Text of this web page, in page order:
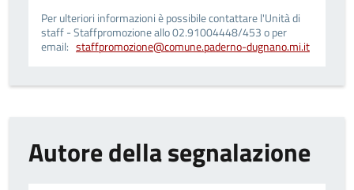
Per ulteriori informazioni è possibile contattare l'Unità di
staff - Staffpromozione allo 02.91004448/453 o per
email: staffpromozione@comune.paderno-dugnano.mi.it
Autore della segnalazione